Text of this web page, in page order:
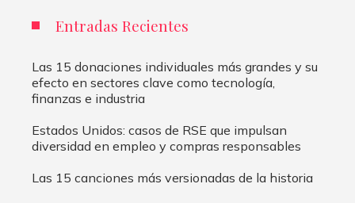
Entradas Recientes
Las 15 donaciones individuales más grandes y su
efecto en sectores clave como tecnología,
finanzas e industria
Estados Unidos: casos de RSE que impulsan
diversidad en empleo y compras responsables
Las 15 canciones más versionadas de la historia